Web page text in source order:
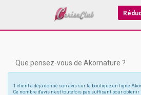
Que pensez-vous de Akornature ?
1 client a déjà donné son avis sur la boutique en ligne
Ce nombre d'avis n'est toutefois pas suffisant pour